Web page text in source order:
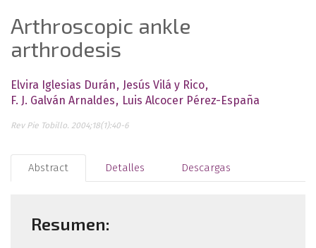
Arthroscopic ankle
arthrodesis
Elvira Iglesias Durán
Jesús Vilá y Rico
F. J. Galván Arnaldes
Luis Alcocer Pérez-España
Rev Pie Tobillo. 2004;18(1):40-6
Abstract Detalles Descargas
Resumen: